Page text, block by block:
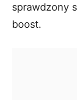
sprawdzony
boost.